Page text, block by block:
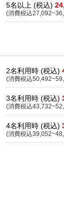
5名以上 (税込)
(消費税込
2名利用時 (税込)
(消費税込
3名利用時 (税込)
(消費税込
4名利用時 (税込)
(消費税込